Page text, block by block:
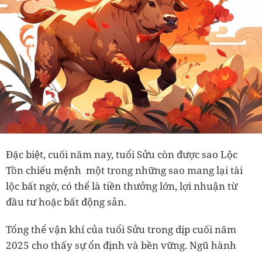
Đặc biệt, cuối năm nay, tuổi Sửu còn được sao Lộc
Tồn chiếu mệnh một trong những sao mang lại tài
lộc bất ngờ, có thể là tiền thưởng lớn, lợi nhuận từ
đầu tư hoặc bất động sản.
Tổng thể vận khí của tuổi Sửu trong dịp cuối năm
2025 cho thấy sự ổn định và bền vững. Ngũ hành